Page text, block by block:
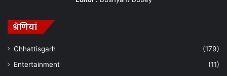
श्रेणियां
Chhattisgarh
(179)
Entertainment
(11)